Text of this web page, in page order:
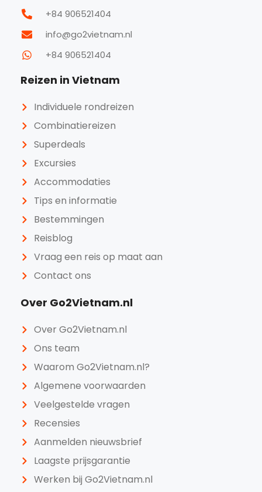
+84 906521404
info@go2vietnam.nl
+84 906521404
Reizen in Vietnam
Individuele rondreizen
Combinatiereizen
Superdeals
Excursies
Accommodaties
Tips en informatie
Bestemmingen
Reisblog
Vraag een reis op maat aan
Contact ons
Over Go2Vietnam.nl
Over Go2Vietnam.nl
Ons team
Waarom Go2Vietnam.nl?
Algemene voorwaarden
Veelgestelde vragen
Recensies
Aanmelden nieuwsbrief
Laagste prijsgarantie
Werken bij Go2Vietnam.nl